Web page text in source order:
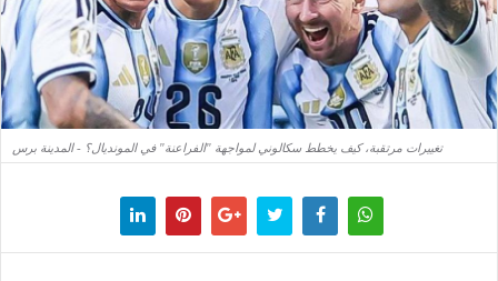
تغييرات مرتقبة، كيف يخطط سكالوني لمواجهة "الفراعنة" في المونديال؟ - المدينة برس